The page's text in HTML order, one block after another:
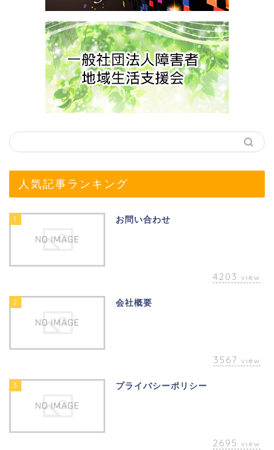
人気記事ランキング
1 お問い合わせ
4203 view
2 会社概要
3567 view
3 プライバシーポリシー
2695 view